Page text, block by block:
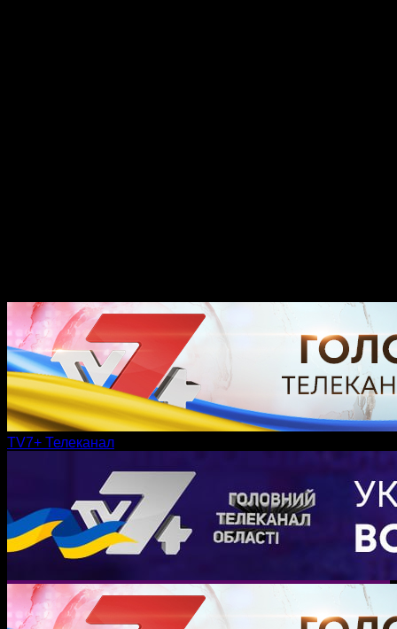
TV7+ Телеканал